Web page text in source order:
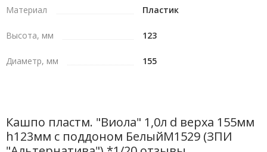
Материал Пластик
Высота, мм 123
Диаметр, мм 155
Кашпо пластм. "Виола" 1,0л d верха 155мм
h123мм с поддоном БелыйМ1529 (ЗПИ